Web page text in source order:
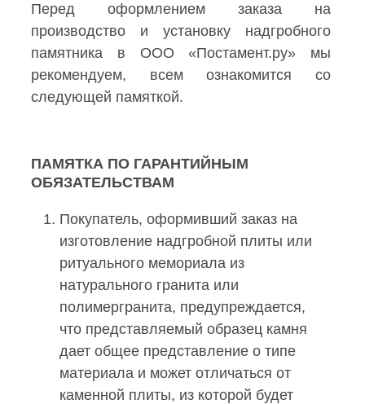
Перед оформлением заказа на
производство и установку надгробного
памятника в ООО «Постамент.ру» мы
рекомендуем, всем ознакомится со
следующей памяткой.
ПАМЯТКА ПО ГАРАНТИЙНЫМ
ОБЯЗАТЕЛЬСТВАМ
Покупатель, оформивший заказ на
изготовление надгробной плиты или
ритуального мемориала из
натурального гранита или
полимергранита, предупреждается,
что представляемый образец камня
дает общее представление о типе
материала и может отличаться от
каменной плиты, из которой будет